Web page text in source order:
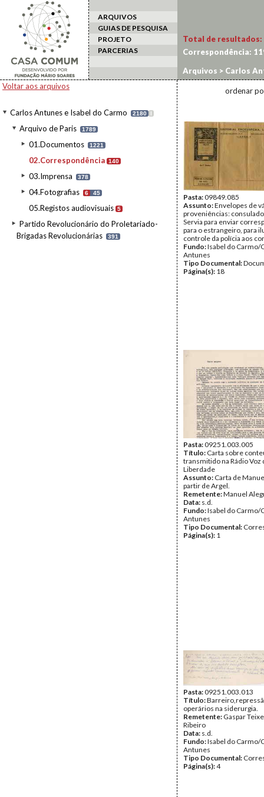
ARQUIVOS
GUIAS DE PESQUISA
PROJETO
PARCERIAS
Voltar aos arquivos
Carlos Antunes e Isabel do Carmo 2180 I
Arquivo de Paris 1789
01.Documentos 1221
02.Correspondência 140
03.Imprensa 378
04.Fotografias 6 45
05.Registos audiovisuais 5
Partido Revolucionário do Proletariado-
Brigadas Revolucionárias
391
Total de resultados:
Correspondência:
Arquivos > Carlos
ordenar
Pasta:09849.085
Assunto:Envelopes de
proveniências:
Servia para enviar
para o estrangeiro, para
controle da polícia aos
Fundo:Isabel do Carmo/
Antunes
Tipo Documental:
Página(s): 18
Pasta:09251.003.005
Título: Carta sobre
transmitido na Rádio Voz
Liberdade
Assunto: Carta de
partir de Argel.
Remetente:Manuel
Data: s.d.
Fundo:Isabel do Carmo/
Antunes
Tipo Documental:
Página(s): 1
Pasta:09251.003.013
Título:
operários na siderurgia.
Remetente: Gaspar
Ribeiro
Data: s.d.
Fundo:Isabel do Carmo/
Antunes
Tipo Documental:
Página(s):4